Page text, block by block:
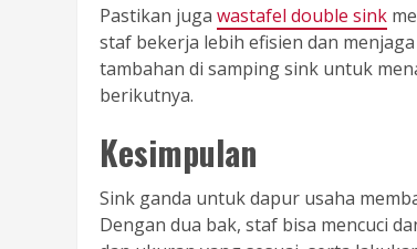
Pastikan juga wastafel double sink
staf bekerja lebih efisien dan
tambahan di samping sink untuk
berikutnya.
Kesimpulan
Sink ganda untuk dapur usaha
Dengan dua bak, staf bisa mencuci